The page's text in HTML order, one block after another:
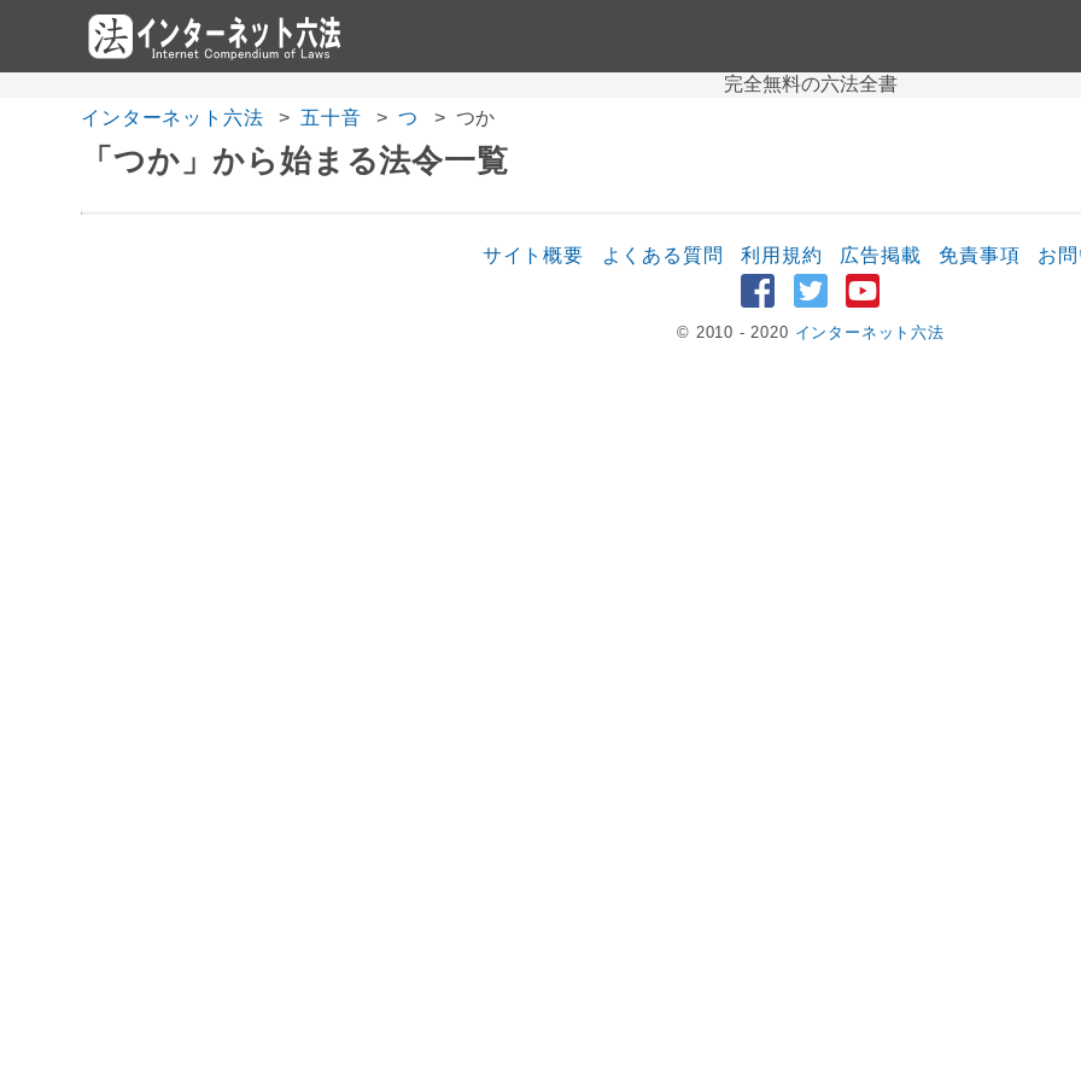
完全無料の六法全書
インターネット六法
五十音 つ つか
「つか」から始まる法令一覧
サイト概要 よくある質問 利用規約 広告掲載 免責事項 お
© 2010 - 2020 インターネット六法